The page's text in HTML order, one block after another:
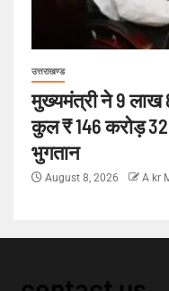
उत्तराखण्ड
मुख्यमंत्री ने 9 लाख
कुल ₹ 146 करोड़
भुगतान
August 8, 2026 A kr